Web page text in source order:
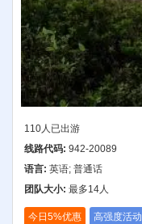
110人已出游
线路代码: 942-20089
语言: 英语; 普通话
团队大小: 最多14人
今日5%优惠 高强度活动